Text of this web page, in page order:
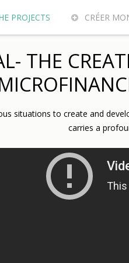
PROJECTS CRÉER
DU MONDE WHY
THE
situations to create and
carries a